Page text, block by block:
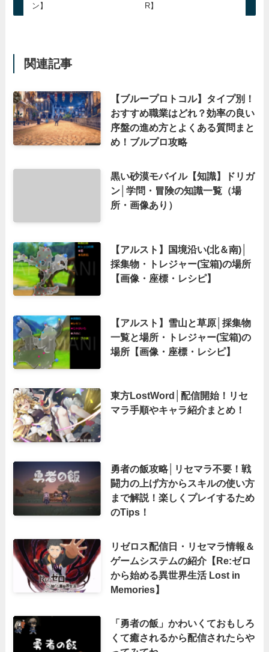
ン】
R】
関連記事
【ブループロトコル】タイプ別！
おすすめ職業はどれ？効率の良い
序盤の進め方とよくある質問まと
め！ブルプロ攻略
黒い砂漠モバイル【知識】ドリガ
ン│学問・冒険の知識一覧（場
所・画像あり）
【アルスト】国境沿い(北＆南)│
採集物・トレジャー(宝箱)の場所
【画像・座標・レシピ】
【アルスト】雪山と草原│採集物
一覧と場所・トレジャー(宝箱)の
場所【画像・座標・レシピ】
東方LostWord│配信開始！リセ
マラ手順やキャラ紹介まとめ！
勇者の飯攻略│リセマラ不要！戦
闘力の上げ方からスキルの使い方
まで解説！楽しくプレイするため
のTips！
リゼロス配信日・リセマラ情報＆
ゲームシステムの紹介【Re:ゼロ
から始める異世界生活 Lost in
Memories】
「勇者の飯」かわいくておもしろ
くて癒されるから配信されたらや